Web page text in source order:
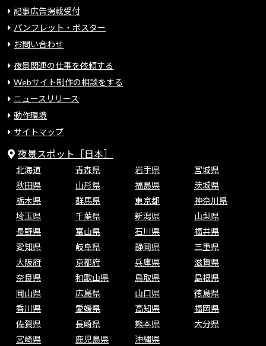
記事広告掲載受付
パンフレット・ポスター
お問い合わせ
夜景関連の仕事を依頼する
Webサイト制作の相談をする
ニュースリリース
動作環境
サイトマップ
夜景スポット［日本］
北海道 青森県 岩手県
宮城県
秋田県
山形県 福島県
茨城県
栃木県
群馬県 東京都
神奈川県
埼玉県
千葉県 新潟県
山梨県
長野県
富山県 石川県
福井県
愛知県
岐阜県 静岡県
三重県
大阪府
京都府 兵庫県
滋賀県
奈良県
和歌山県 鳥取県
島根県
岡山県
広島県 山口県
徳島県
香川県
愛媛県 高知県
福岡県
佐賀県
長崎県 熊本県
大分県
宮崎県
鹿児島県 沖縄県